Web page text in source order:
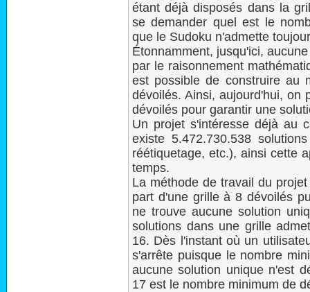
étant déjà disposés dans la
se demander quel est le
que le Sudoku n'admette
Étonnamment, jusqu'ici,
par le raisonnement
est possible de construire au
dévoilés. Ainsi, aujourd'hui, on
dévoilés pour garantir une
Un projet s'intéresse déjà au
existe 5.472.730.538
réétiquetage, etc.), ainsi cette
temps.
La méthode de travail du
part d'une grille à 8 dévoilés
ne trouve aucune solution
solutions dans une grille
16. Dès l'instant où un
s'arrête puisque le nombre
aucune solution unique n'est
17 est le nombre minimum de